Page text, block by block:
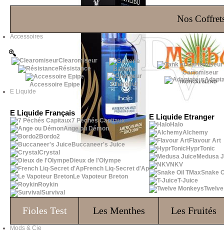
Nos
Accessoires
Clearomiseur
Résistance
Accessoire Epipe
Batterie
Chargeur
Cartomiseur
E Liquide
E Liquide Français
7 Péchés Capitaux
Ange ou Démon
Bordo2
Buccaneer's Juice
Crystal
Dieux de l'Olympe
French Liq-Secret d'Ap
Le Vapoteur Breton
Roykin
Survival
E Liquide Etranger
Halo
Alchemy
Flavour Art
HyprTonic
Medusa
NKV
Snake
T-Juice
Fioles Test Les Menthes Les Fruités
Mods & Cie